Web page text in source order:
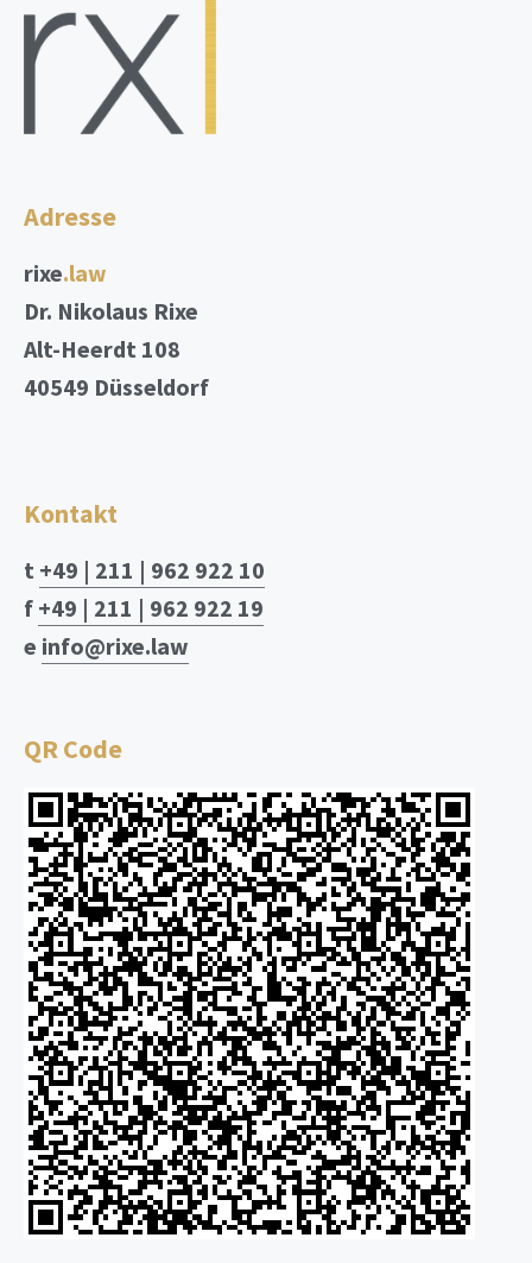
Adresse
rixe.law
Dr. Nikolaus Rixe
Alt-Heerdt 108
40549 Düsseldorf
Kontakt
t +49 | 211 | 962 922 10
f +49 | 211 | 962 922 19
e info@rixe.law
QR Code